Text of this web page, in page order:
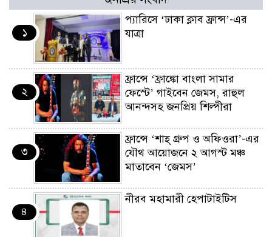
১
প্যারিসে ‘ঢাকা ক্লাব ফ্রান্স’-এর
যাত্রা
২
ফ্রান্সে ‘ফ্রাঙ্কো বাংলা সামার
ফেস্টে’ গাইবেন জেমস, রাহুল
আনন্দসহ জনপ্রিয় শিল্পীরা
৩
ফ্রান্সে ‘শাহ্ গ্রুপ ও অফিওরা’-এর
যৌথ আয়োজনে ২ আগস্ট মঞ্চ
মাতাবেন ‘জেমস’
৪
নীরব মহামারী হেপাটাইটিস